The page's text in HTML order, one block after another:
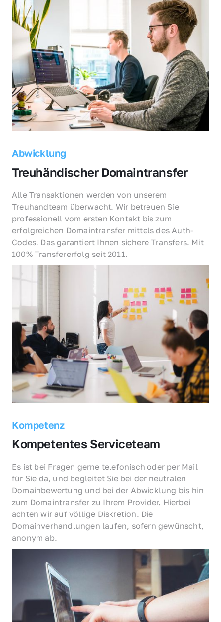
Abwicklung
Treuhändischer Domaintransfer
Alle Transaktionen werden von unserem
Treuhandteam überwacht. Wir betreuen Sie
professionell vom ersten Kontakt bis zum
erfolgreichen Domaintransfer mittels des Auth-
Codes. Das garantiert Ihnen sichere Transfers. Mit
100% Transfererfolg seit 2011.
Kompetenz
Kompetentes Serviceteam
Es ist bei Fragen gerne telefonisch oder per Mail
für Sie da, und begleitet Sie bei der neutralen
Domainbewertung und bei der Abwicklung bis hin
zum Domaintransfer zu Ihrem Provider. Hierbei
achten wir auf völlige Diskretion. Die
Domainverhandlungen laufen, sofern gewünscht,
anonym ab.